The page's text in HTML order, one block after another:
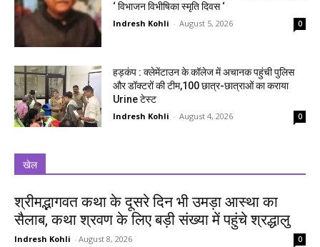
‘ विभाजन विभीषिका स्मृति दिवस ‘
Indresh Kohli - August 5, 2026 0
हड़कंप : क्लेमेंटाउन के कॉलेज में अचानक पहुंची पुलिस
और डॉक्टरों की टीम,100 छात्र-छात्राओं का कराया
Urine टेस्ट
Indresh Kohli - August 4, 2026 0
खेल
श्रीमद्भागवत कथा के दूसरे दिन भी उमड़ा आस्था का
सैलाब, कथा श्रवण के लिए बड़ी संख्या में पहुंचे श्रद्धालु
Indresh Kohli - August 8, 2026 0